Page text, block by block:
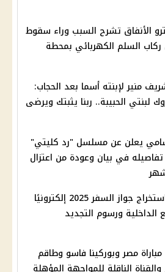
الأنفاق تشرح السبب وراء سقوط
السلم الكهربائي بمحطة
منير لإبنته أسما بعد الحجاب:
لبنتي الحبيبة.. ربنا يثبتك ويرضى
يعلن عن مسلسل "رد كليتي"
في بيان وعودة من اعتزال
كيفية استخراج جواز السفر 2025 إلكترونيًا
ورسوم التجديد
مصر وبوركينا فاسو وطاقم
الناقلة للمواجهة المؤهلة